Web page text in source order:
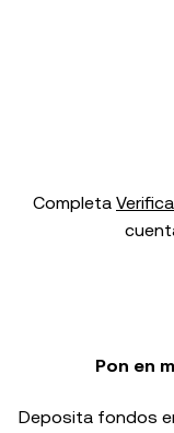
Completa
Pon en
Deposita fondos